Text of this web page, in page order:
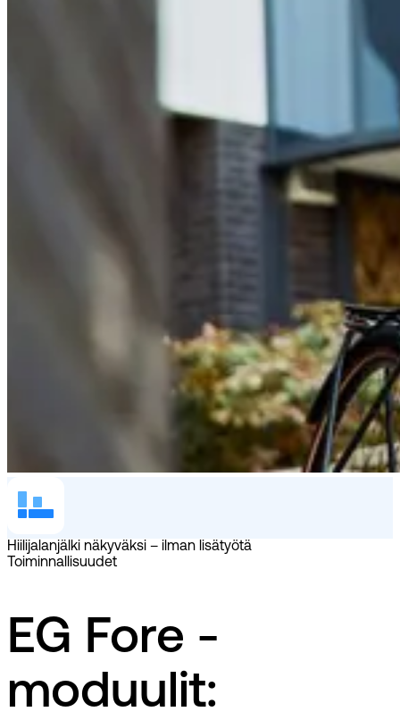
Hiilijalanjälki näkyväksi – ilman lisätyötä
Toiminnallisuudet
EG Fore -
moduulit: